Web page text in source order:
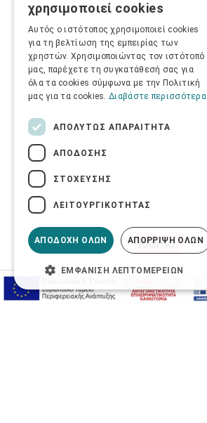
Προσωπικά δεδομένα
χρησιμοποιεί cookies
Αυτός ο ιστότοπος χρησιμοποιεί cookies
για τη βελτίωση της εμπειρίας των
χρηστών. Χρησιμοποιώντας τον ιστότοπό
μας, παρέχετε τη συγκατάθεσή σας για
όλα τα cookies σύμφωνα με την Πολιτική
μας για τα cookies. Διαβάστε περισσότερα
ΑΠΟΛΎΤΩΣ ΑΠΑΡΑΊΤΗΤΑ
ΑΠΌΔΟΣΗΣ
ΣΤΌΧΕΥΣΗΣ
ΛΕΙΤΟΥΡΓΙΚΌΤΗΤΑΣ
ΑΠΟΔΟΧΉ ΌΛΩΝ ΑΠΌΡΡΙΨΗ ΌΛΩΝ
ΕΜΦΆΝΙΣΗ ΛΕΠΤΟΜΕΡΕΙΏΝ